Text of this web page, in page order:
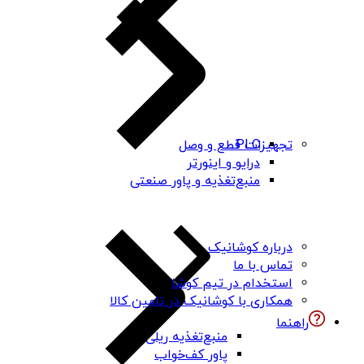
PLC
درایو و اینورتر
منبع‌تغذیه و پاور صنعتی
منبع‌تغذیه ریلی
پاور کف‌خواب
تجهیزات قطع و وصل
درباره کوشانیک
تماس با ما
استخدام در تیم کوشا
همکاری با کوشانیک در تامین کالا
راهنما